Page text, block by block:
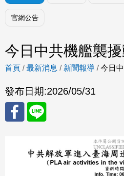
官網公告
今日中共機艦襲
首頁 /最新消息 / 新聞報導 /今日
發布日期:2026/05/31
至